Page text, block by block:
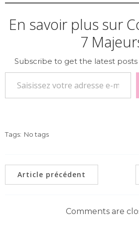
En savoir plus sur
7
Subscribe to get the latest
Saisissez votre adresse e-mail…
Tags: No tags
Article précédent
Comments are